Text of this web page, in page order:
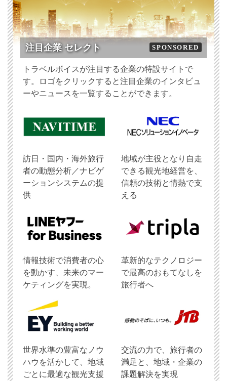
注目企業 セレクト SPONSORED
トラベルボイスが注目する企業の特設サイトで
す。ロゴをクリックすると注目企業のインタビュ
ーやニュースを一覧することができます。
訪日・国内・海外旅行
者の動態分析／ナビゲ
ーションシステムの提
供
地域が主役となり自走
できる観光地経営を、
信頼の技術と情熱で支
える
情報技術で消費者の心
を動かす、未来のマー
ケティングを実現。
革新的なテクノロジー
で最高のおもてなしを
旅行者へ
世界水準の豊富なノウ
ハウを活かして、地域
ごとに最適な観光支援
交流の力で、旅行者の
満足と、地域・企業の
課題解決を実現